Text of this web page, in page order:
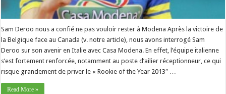
Sam Deroo nous a confié ne pas vouloir rester à Modena Après la victoire de
la Belgique face au Canada (v. notre article), nous avons interrogé Sam
Deroo sur son avenir en Italie avec Casa Modena. En effet, l’équipe italienne
s’est fortement renforcée, notamment au poste d’ailier réceptionneur, ce qui
risque grandement de priver le « Rookie of the Year 2013″ …
Read More »